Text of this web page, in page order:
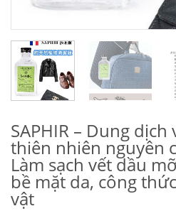
SAPHIR – Dung
thiên nhiên nguyên
Làm sạch vết dầu
bề mặt da, công
vật